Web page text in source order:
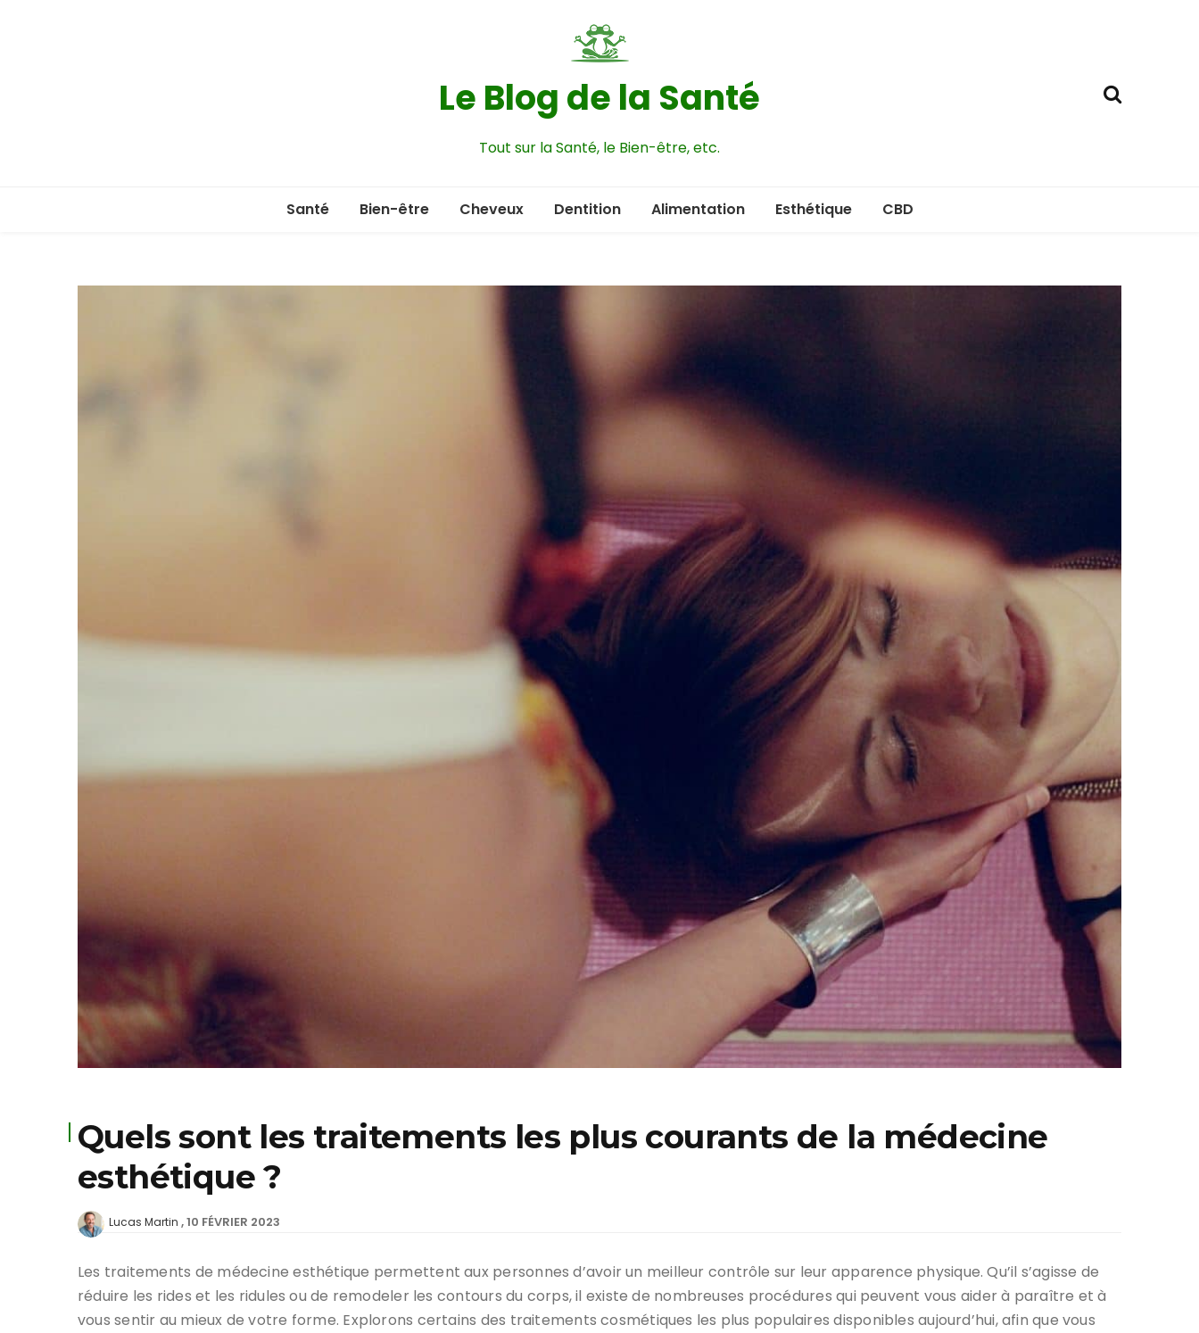
Le Blog de la Santé
Tout sur la Santé, le Bien-être, etc.
Santé Bien-être Cheveux Dentition Alimentation Esthétique CBD
Quels sont les traitements les plus courants de la médecine
esthétique ?
Lucas Martin 10 FÉVRIER 2023
Les traitements de médecine esthétique permettent aux personnes d’avoir un meilleur contrôle sur leur apparence physique. Qu’il s’agisse de
réduire les rides et les ridules ou de remodeler les contours du corps, il existe de nombreuses procédures qui peuvent vous aider à paraître et à
vous sentir au mieux de votre forme. Explorons certains des traitements cosmétiques les plus populaires disponibles aujourd’hui, afin que vous